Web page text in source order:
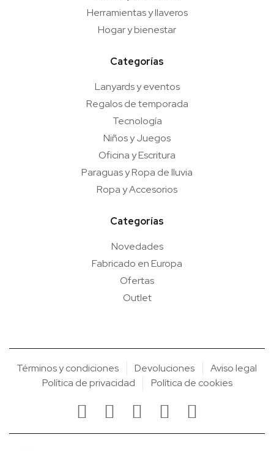
Herramientas y llaveros
Hogar y bienestar
Categorías
Lanyards y eventos
Regalos de temporada
Tecnología
Niños y Juegos
Oficina y Escritura
Paraguas y Ropa de lluvia
Ropa y Accesorios
Categorías
Novedades
Fabricado en Europa
Ofertas
Outlet
Términos y condiciones Devoluciones
Aviso legal
Política de privacidad
Política de cookies